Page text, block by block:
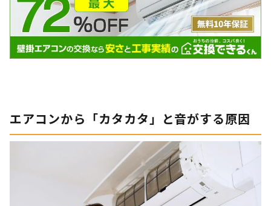
エアコンから「カタカタ」と音がする原因